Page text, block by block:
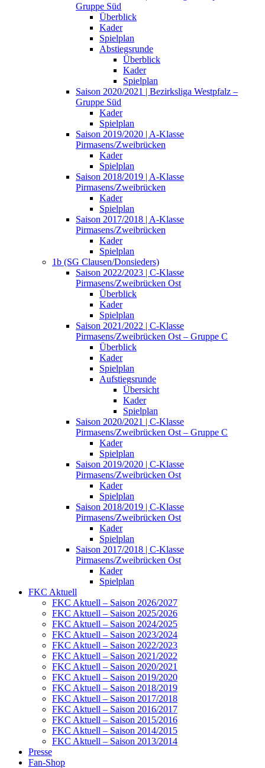
Gruppe Süd
Überblick
Kader
Spielplan
Abstiegsrunde
Überblick
Kader
Spielplan
Saison 2020/2021 | Bezirksliga Westpfalz –
Gruppe Süd
Kader
Spielplan
Saison 2019/2020 | A-Klasse
Pirmasens/Zweibrücken
Kader
Spielplan
Saison 2018/2019 | A-Klasse
Pirmasens/Zweibrücken
Kader
Spielplan
Saison 2017/2018 | A-Klasse
Pirmasens/Zweibrücken
Kader
Spielplan
1b (SG Clausen/Donsieders)
Saison 2022/2023 | C-Klasse
Pirmasens/Zweibrücken Ost
Überblick
Kader
Spielplan
Saison 2021/2022 | C-Klasse
Pirmasens/Zweibrücken Ost – Gruppe C
Überblick
Kader
Spielplan
Aufstiegsrunde
Übersicht
Kader
Spielplan
Saison 2020/2021 | C-Klasse
Pirmasens/Zweibrücken Ost – Gruppe C
Kader
Spielplan
Saison 2019/2020 | C-Klasse
Pirmasens/Zweibrücken Ost
Kader
Spielplan
Saison 2018/2019 | C-Klasse
Pirmasens/Zweibrücken Ost
Kader
Spielplan
Saison 2017/2018 | C-Klasse
Pirmasens/Zweibrücken Ost
Kader
Spielplan
FKC Aktuell
FKC Aktuell – Saison 2026/2027
FKC Aktuell – Saison 2025/2026
FKC Aktuell – Saison 2024/2025
FKC Aktuell – Saison 2023/2024
FKC Aktuell – Saison 2022/2023
FKC Aktuell – Saison 2021/2022
FKC Aktuell – Saison 2020/2021
FKC Aktuell – Saison 2019/2020
FKC Aktuell – Saison 2018/2019
FKC Aktuell – Saison 2017/2018
FKC Aktuell – Saison 2016/2017
FKC Aktuell – Saison 2015/2016
FKC Aktuell – Saison 2014/2015
FKC Aktuell – Saison 2013/2014
Presse
Fan-Shop